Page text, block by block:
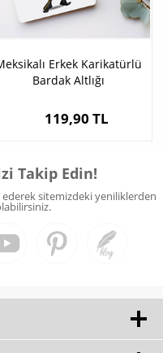
Erkek Karikatürlü
Bardak Altlığı
119,90 TL
Takip Edin!
ederek sitemizdeki yeniliklerden